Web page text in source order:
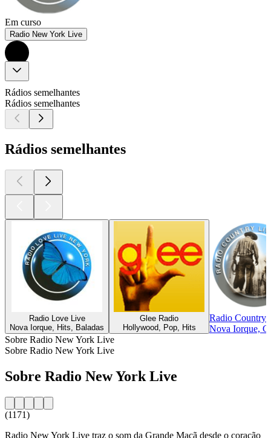
Em curso
Radio New York Live
Rádios semelhantes
Rádios semelhantes
Rádios semelhantes
Radio Love Live
Nova Iorque, Hits, Baladas
Glee Radio
Hollywood, Pop, Hits
Radio Country
Nova Iorque,
Sobre Radio New York Live
Sobre Radio New York Live
Sobre Radio New York Live
(1171)
Radio New York Live traz o som da Grande Maçã desde o coração